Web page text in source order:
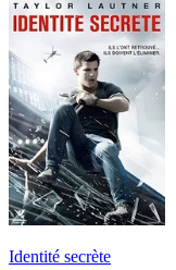
Identité secrète